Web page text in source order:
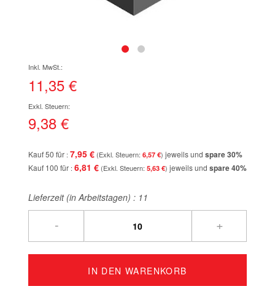
der
Bildgalerie
11,35 €
9,38 €
Kauf 50 für 7,95 € 6,57 € jeweils und spare30%
Kauf 100 für 6,81 € 5,63 € jeweils und spare40%
Lieferzeit (in Arbeitstagen) : 11
- +
IN DEN WARENKORB